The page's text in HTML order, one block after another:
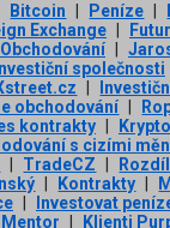
Bitcoin Peníze
Exchange
Obchodování
Investiční společnosti
obchodování
kontrakty
s cizími
TradeCZ
Kontrakty
Investovat
Mentor
Klienti